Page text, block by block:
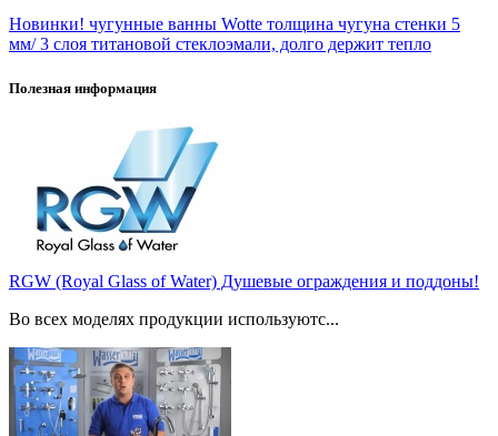
Новинки! чугунные ванны Wotte толщина чугуна стенки 5
мм/ 3 слоя титановой стеклоэмали, долго держит тепло
Полезная информация
RGW (Royal Glass of Water) Душевые ограждения и поддоны!
Во всех моделях продукции используютс...